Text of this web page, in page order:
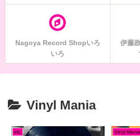
Nagoya Record Shopいろ
いろ
伊藤
Vinyl Mania
etc Vinyl Mania